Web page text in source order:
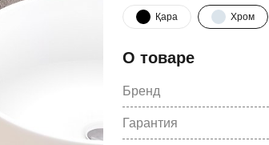
Қара Хром
О товаре
Бренд
Гарантия